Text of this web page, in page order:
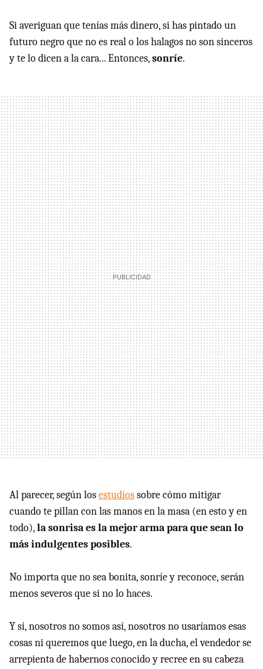
Si averiguan que tenías más dinero, si has pintado un
futuro negro que no es real o los halagos no son sinceros
y te lo dicen a la cara... Entonces,sonríe.
Al parecer, según losestudiossobre cómo mitigar
cuando te pillan con las manos en la masa (en esto y en
todo),la sonrisa es la mejor arma para que sean lo
más indulgentes posibles.
No importa que no sea bonita, sonríe y reconoce, serán
menos severos que si no lo haces.
Y sí, nosotros no somos así, nosotros no usaríamos esas
cosas ni queremos que luego, en la ducha, el vendedor se
arrepienta de habernos conocido y recree en su cabeza